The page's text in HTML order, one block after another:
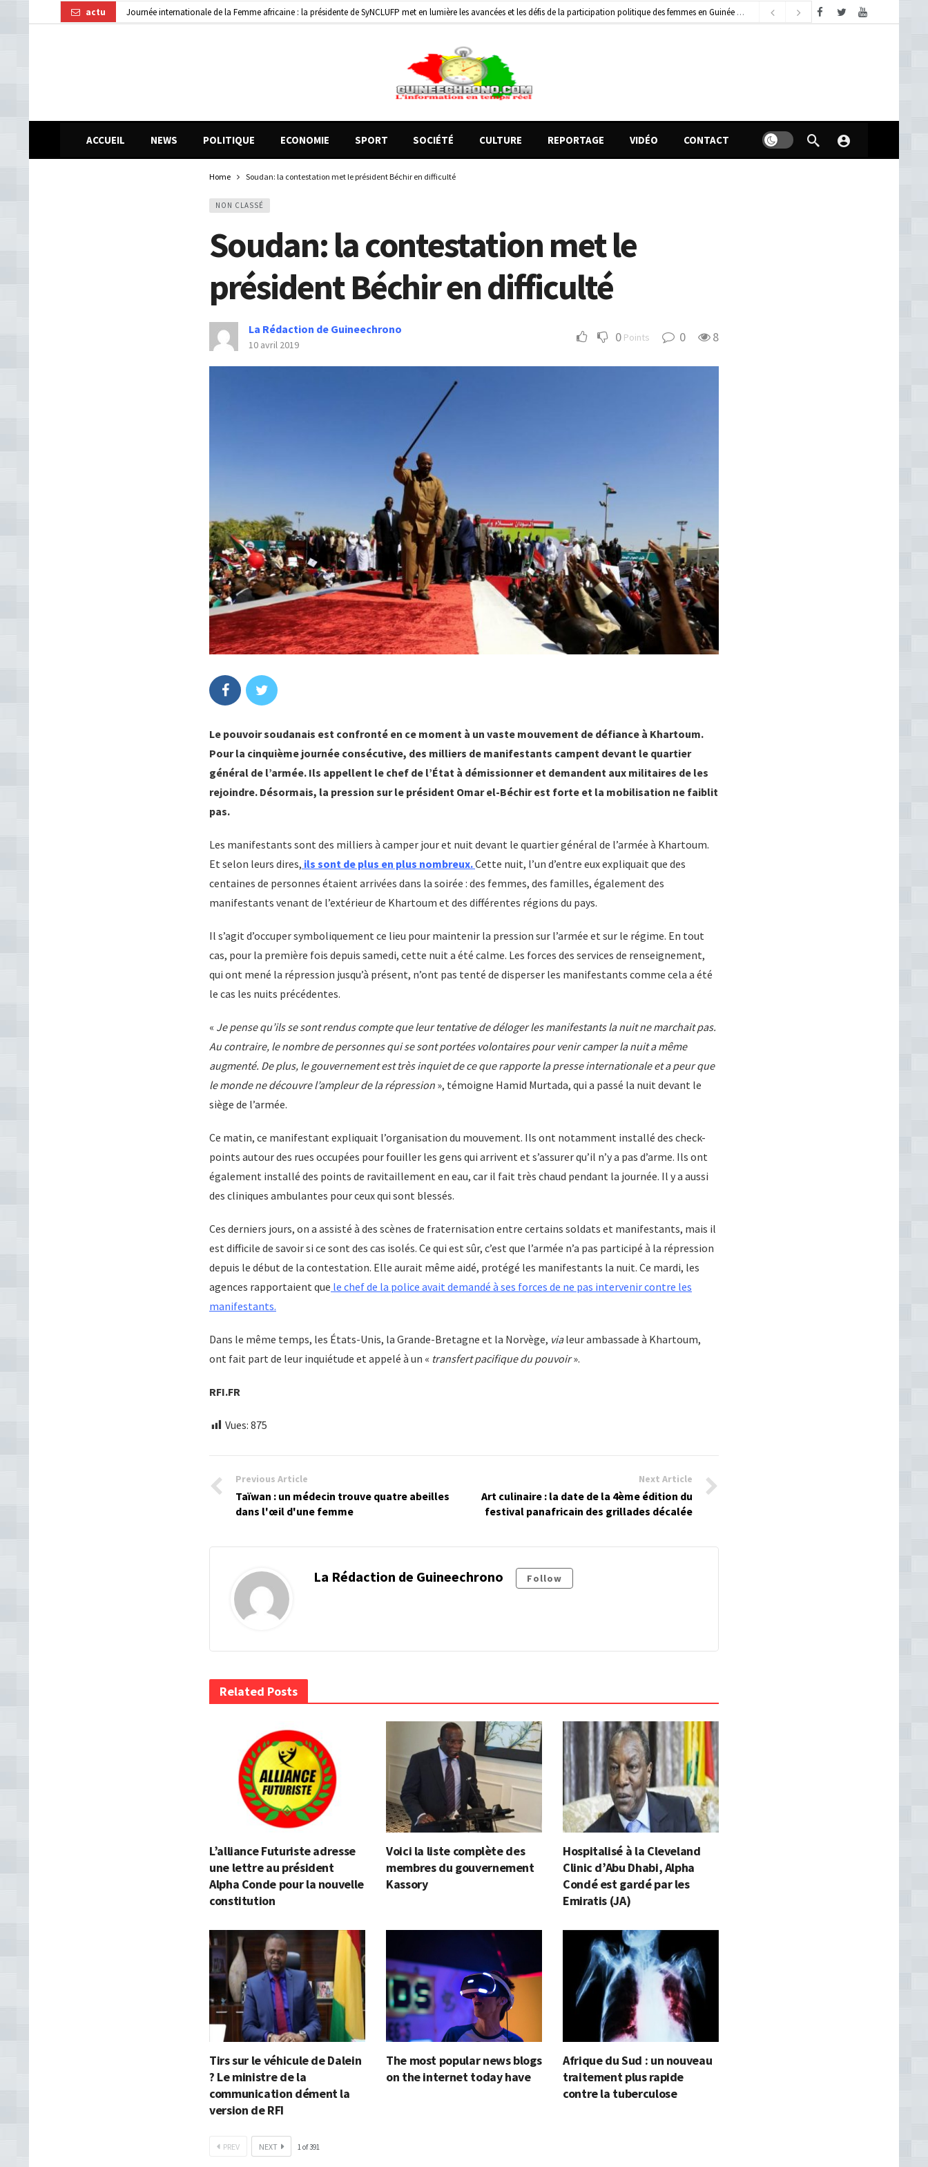
actu Guinée : 11 présumés membres d’un réseau de vol de motos présentés, 12 engins saisis par les Services spéciaux
2 jours ago
dimanche, août 9, 2026
ACCUEIL NEWS POLITIQUE ECONOMIE SPORT SOCIÉTÉ CULTURE REPORTAGE VIDÉO CONTACT
Home Soudan: la contestation met le président Béchir en difficulté
NON CLASSÉ
Soudan: la contestation met le
président Béchir en difficulté
La Rédaction de Guineechrono
10 avril 2019 0 Points 0 8
Le pouvoir soudanais est confronté en ce moment à un vaste mouvement de défiance à Khartoum.
Pour la cinquième journée consécutive, des milliers de manifestants campent devant le quartier
général de l’armée. Ils appellent le chef de l’État à démissionner et demandent aux militaires de les
rejoindre. Désormais, la pression sur le président Omar el-Béchir est forte et la mobilisation ne faiblit
pas.
Les manifestants sont des milliers à camper jour et nuit devant le quartier général de l’armée à Khartoum.
Et selon leurs dires, ils sont de plus en plus nombreux.Cette nuit, l’un d’entre eux expliquait que des
centaines de personnes étaient arrivées dans la soirée : des femmes, des familles, également des
manifestants venant de l’extérieur de Khartoum et des différentes régions du pays.
Il s’agit d’occuper symboliquement ce lieu pour maintenir la pression sur l’armée et sur le régime. En tout
cas, pour la première fois depuis samedi, cette nuit a été calme. Les forces des services de renseignement,
qui ont mené la répression jusqu’à présent, n’ont pas tenté de disperser les manifestants comme cela a été
le cas les nuits précédentes.
« Je pense qu’ils se sont rendus compte que leur tentative de déloger les manifestants la nuit ne marchait pas.
Au contraire, le nombre de personnes qui se sont portées volontaires pour venir camper la nuit a même
augmenté. De plus, le gouvernement est très inquiet de ce que rapporte la presse internationale et a peur que
le monde ne découvre l’ampleur de la répression », témoigne Hamid Murtada, qui a passé la nuit devant le
siège de l’armée.
Ce matin, ce manifestant expliquait l’organisation du mouvement. Ils ont notamment installé des check-
points autour des rues occupées pour fouiller les gens qui arrivent et s’assurer qu’il n’y a pas d’arme. Ils ont
également installé des points de ravitaillement en eau, car il fait très chaud pendant la journée. Il y a aussi
des cliniques ambulantes pour ceux qui sont blessés.
Ces derniers jours, on a assisté à des scènes de fraternisation entre certains soldats et manifestants, mais il
est difficile de savoir si ce sont des cas isolés. Ce qui est sûr, c’est que l’armée n’a pas participé à la répression
depuis le début de la contestation. Elle aurait même aidé, protégé les manifestants la nuit. Ce mardi, les
agences rapportaient que le chef de la police avait demandé à ses forces de ne pas intervenir contre les
manifestants.
Dans le même temps, les États-Unis, la Grande-Bretagne et la Norvège, vialeur ambassade à Khartoum,
ont fait part de leur inquiétude et appelé à un « transfert pacifique du pouvoir».
RFI.FR
Vues: 875
Previous Article
Taïwan : un médecin trouve quatre abeilles
dans l'œil d'une femme
Next Article
Art culinaire : la date de la 4ème édition du
festival panafricain des grillades décalée
La Rédaction de Guineechrono Follow
Related Posts
L’alliance Futuriste adresse
une lettre au président
Alpha Conde pour la nouvelle
constitution
Voici la liste complète des
membres du gouvernement
Kassory
Hospitalisé à la Cleveland
Clinic d’Abu Dhabi, Alpha
Condé est gardé par les
Emiratis (JA)
Tirs sur le véhicule de Dalein
? Le ministre de la
communication dément la
version de RFI
The most popular news blogs
on the internet today have
Afrique du Sud : un nouveau
traitement plus rapide
contre la tuberculose
PREV NEXT 1of391